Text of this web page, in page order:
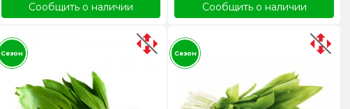
Сообщить о наличии Сообщить о наличии
Сезон Сезон